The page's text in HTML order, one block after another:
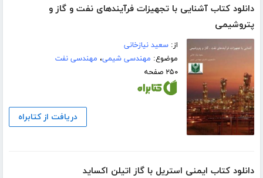
دانلود کتاب آشنایی با تجهیزات فرآیندهای نفت و گاز و
پتروشیمی
از:سعید نیازخانی
موضوع: مهندسی شیمی، مهندسی نفت
۲۵۰ صفحه
دریافت از کتابراه
دانلود کتاب ایمنی استریل با گاز اتیلن‌ اکساید